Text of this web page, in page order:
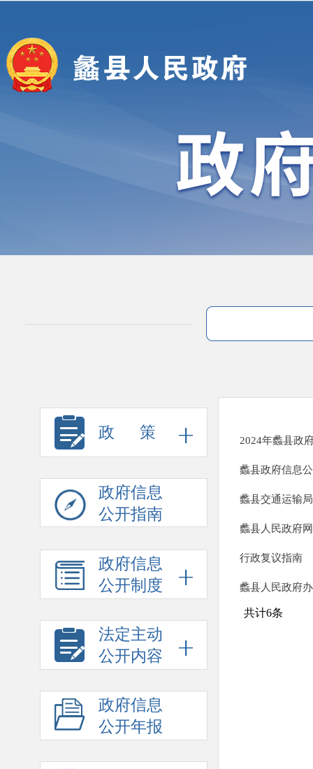
政 策
政府信息
公开指南
政府信息
公开制度
法定主动
公开内容
政府信息
公开年报
2024年蠡县政
蠡县政府信息
蠡县交通运输
蠡县人民政府
行政复议指南
蠡县人民政府
共计6条